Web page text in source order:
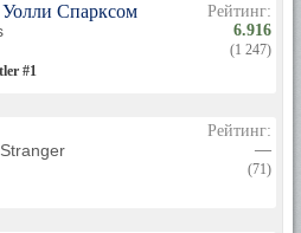
Уолли Спарксом
#1
Рейтинг:
6.916
(1 247)
Рейтинг:
—
(71)